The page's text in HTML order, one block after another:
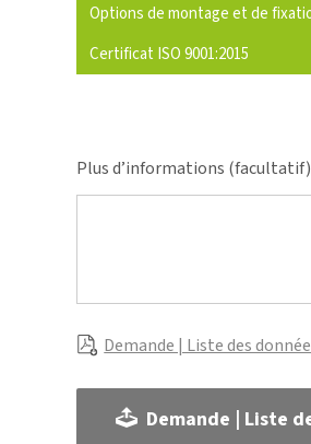
Options de montage et de
Certificat ISO 9001:2015
Plus d’informations (facultatif)
Demande | Liste des
Demande | Liste